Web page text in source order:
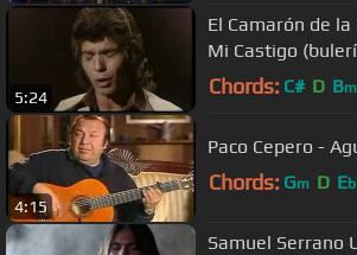
5:24
El Camarón de
Mi Castigo
Chords: C# D Bm
4:15
Paco Cepero -
Chords: Gm D Eb
Samuel Serrano